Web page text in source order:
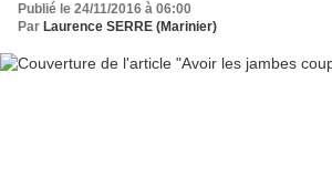
Publié le 24/11/2016 à 06:00
Par Laurence SERRE (Marinier)